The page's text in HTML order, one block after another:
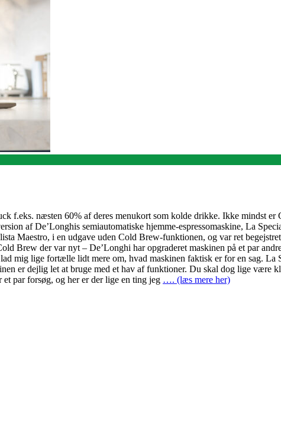
f.eks. næsten 60% af deres menukort som kolde drikke. Ikke mindst
af De’Longhis semiautomatiske hjemme-espressomaskine, La
Maestro, i en udgave uden Cold Brew-funktionen, og var ret
Brew der var nyt – De’Longhi har opgraderet maskinen på et par
mig lige fortælle lidt mere om, hvad maskinen faktisk er for en sag. La
er dejlig let at bruge med et hav af funktioner. Du skal dog lige være
par forsøg, og her er der lige en ting jeg …. (læs mere her)